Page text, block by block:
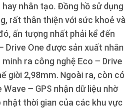
nhân tạo. Đồng hồ sử dụng
rất thân thiện với sức khoẻ và
ấn tượng nhất phải kể đến
Drive One được sản xuất nhân
ra công nghệ Eco – Drive
giời 2,98mm. Ngoài ra, còn có
– GPS nhận dữ liệu nhờ
thời gian của các khu vực